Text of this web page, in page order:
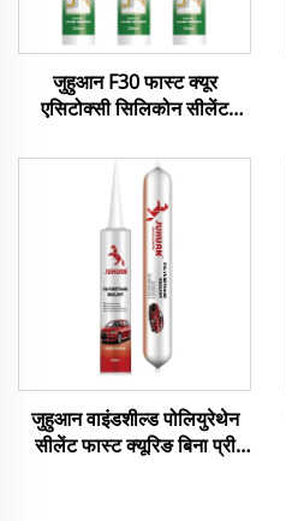
जुहुआन F30 फास्ट क्यूर
एसिटोक्सी सिलिकोन सीलेंट
लागि
जुहुआन वाइंडशील्ड पोलियुरेथेन
सीलेंट फास्ट क्यूरिङ बिना प्री